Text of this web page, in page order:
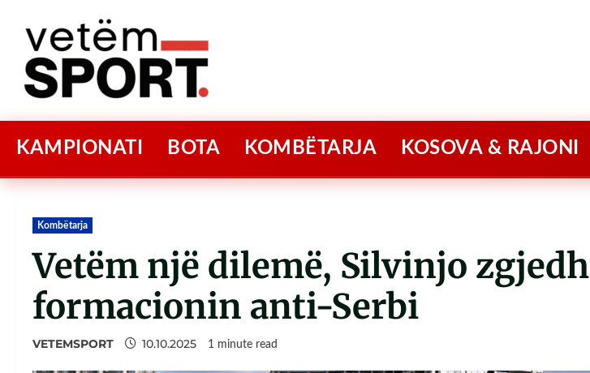
KAMPIONATI BOTA KOMBËTARJA KOSOVA & RAJONI
Kombëtarja
Vetëm një dilemë, Silvinjo zgjedh
formacionin anti-Serbi
VETEMSPORT 10.10.2025 1 minute read